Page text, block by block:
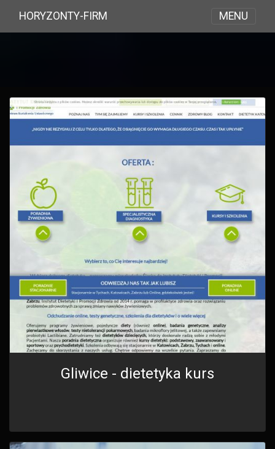
HORYZONTY-FIRM MENU
Gliwice - dietetyka kurs